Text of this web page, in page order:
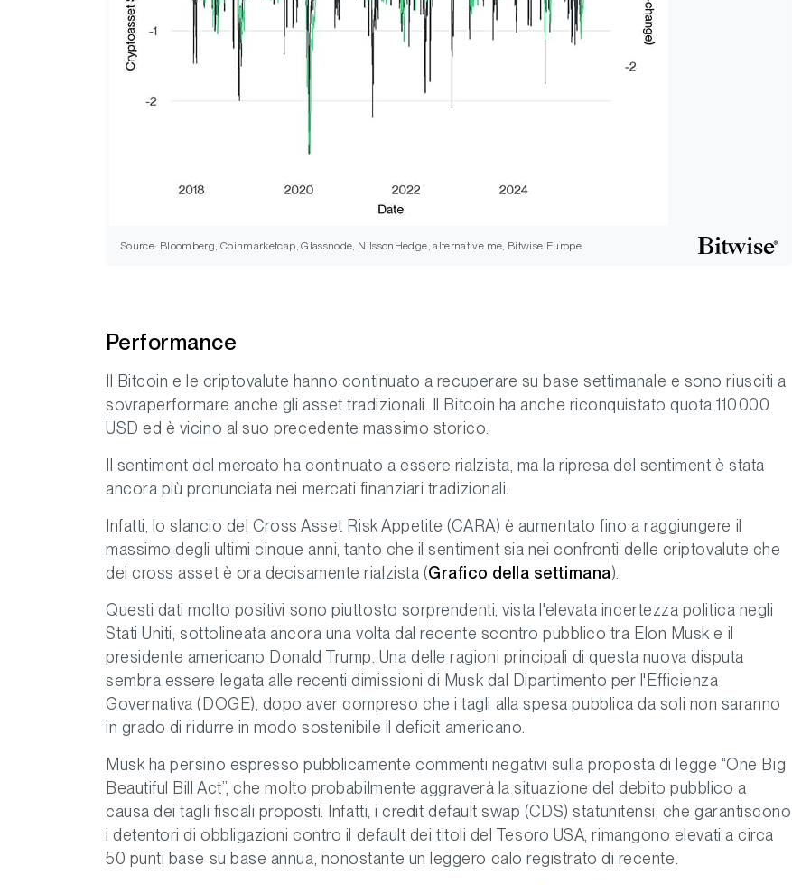
Source: Bloomberg, Coinmarketcap, Glassnode, NilssonHedge, alternative.me, Bitwise Europe
Performance
Il Bitcoin e le criptovalute hanno continuato a recuperare su base settimanale e sono riusciti a
sovraperformare anche gli asset tradizionali. Il Bitcoin ha anche riconquistato quota 110.000
USD ed è vicino al suo precedente massimo storico.
Il sentiment del mercato ha continuato a essere rialzista, ma la ripresa del sentiment è stata
ancora più pronunciata nei mercati finanziari tradizionali.
Infatti, lo slancio del Cross Asset Risk Appetite (CARA) è aumentato fino a raggiungere il
massimo degli ultimi cinque anni, tanto che il sentiment sia nei confronti delle criptovalute che
dei cross asset è ora decisamente rialzista (Grafico della settimana).
Questi dati molto positivi sono piuttosto sorprendenti, vista l'elevata incertezza politica negli
Stati Uniti, sottolineata ancora una volta dal recente scontro pubblico tra Elon Musk e il
presidente americano Donald Trump. Una delle ragioni principali di questa nuova disputa
sembra essere legata alle recenti dimissioni di Musk dal Dipartimento per l'Efficienza
Governativa (DOGE), dopo aver compreso che i tagli alla spesa pubblica da soli non saranno
in grado di ridurre in modo sostenibile il deficit americano.
Musk ha persino espresso pubblicamente commenti negativi sulla proposta di legge “One Big
Beautiful Bill Act”, che molto probabilmente aggraverà la situazione del debito pubblico a
causa dei tagli fiscali proposti. Infatti, i credit default swap (CDS) statunitensi, che garantiscono
i detentori di obbligazioni contro il default dei titoli del Tesoro USA, rimangono elevati a circa
50 punti base su base annua, nonostante un leggero calo registrato di recente.